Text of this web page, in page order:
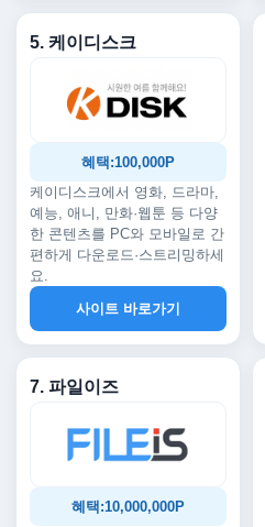
5. 케이디스크
혜택:100,000P
케이디스크에서 영화, 드라마,
예능, 애니, 만화·웹툰 등 다양
한 콘텐츠를 PC와 모바일로 간
편하게 다운로드·스트리밍하세
요.
사이트 바로가기
7. 파일이즈
혜택:10,000,000P